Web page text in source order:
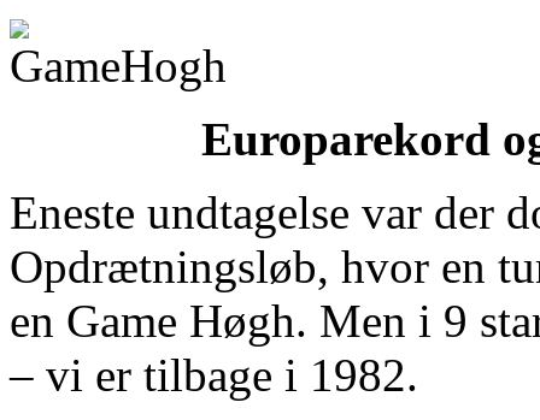
Europarekord
Eneste undtagelse var der
Opdrætningsløb, hvor en
en Game Høgh. Men i 9
– vi er tilbage i 1982.